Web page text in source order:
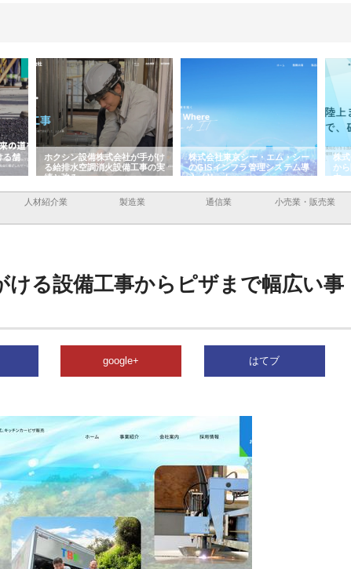
る舗
ホクシン設備株式会社が手がけ
る給排水空調消火設備工事の実
績と強み
株式会社東京シー・エム・シー
のGISインフラ管理システム導
入メリット
株
か
由
人材紹介業 製造業 通信業 小売業・販売業
ける設備工事からピザまで幅広い事
google+ はてブ